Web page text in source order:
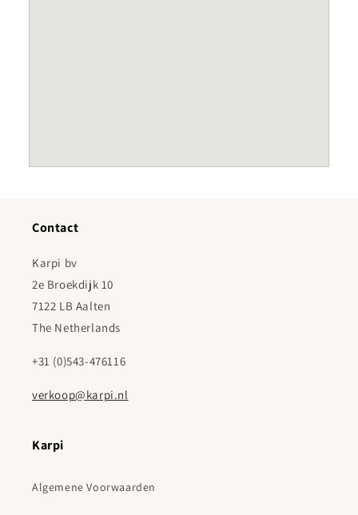
Contact
Karpi bv
2e Broekdijk 10
7122 LB Aalten
The Netherlands
+31 (0)543-476116
verkoop@karpi.nl
Karpi
Algemene Voorwaarden